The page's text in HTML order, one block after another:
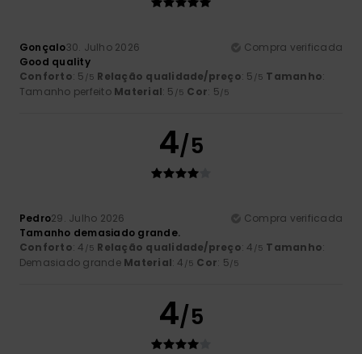
Gonçalo30. Julho 2026
Compra verificada
Good quality
Conforto: 5 /5 Relação qualidade/preço: 5 /5 Tamanho:
Tamanho perfeito Material: 5 /5 Cor: 5/5
4/5
Pedro29. Julho 2026
Compra verificada
Tamanho demasiado grande.
Conforto: 4 /5 Relação qualidade/preço: 4 /5 Tamanho:
Demasiado grande Material: 4 /5 Cor: 5/5
4/5